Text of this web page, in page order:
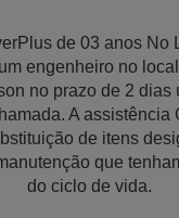
de 03 anos No
engenheiro no
no prazo de 2 dias
A assistência
de itens
que
do ciclo de vida.